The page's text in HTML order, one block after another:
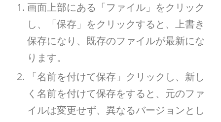
画面上部にある「ファイル」をクリック
し、「保存」をクリックすると、上書き
保存になり、既存のファイルが最新にな
ります。
「名前を付けて保存」クリックし、新し
く名前を付けて保存をすると、元のファ
イルは変更せず、異なるバージョンとし